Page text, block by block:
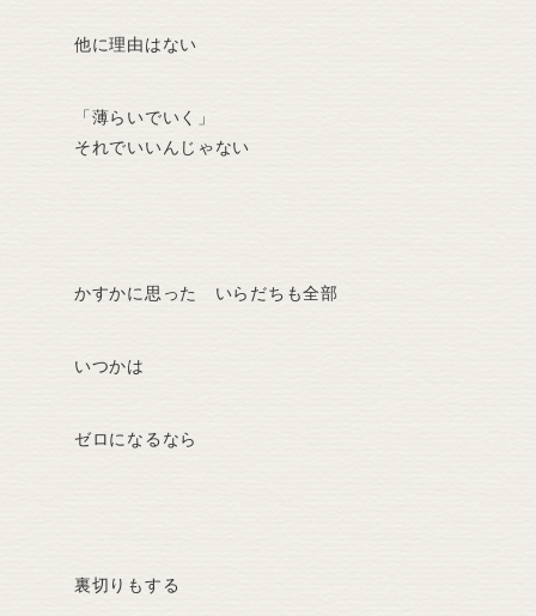
他に理由はない
「薄らいでいく」
それでいいんじゃない
かすかに思った いらだちも全部
いつかは
ゼロになるなら
裏切りもする